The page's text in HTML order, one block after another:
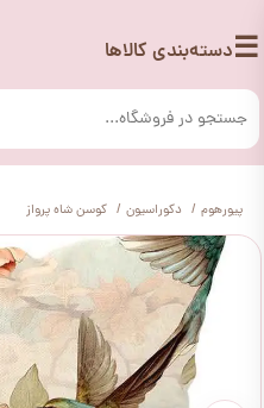
☰دسته‌بندی کالاها
پیورهوم دکوراسیون کوسن شاه پرواز